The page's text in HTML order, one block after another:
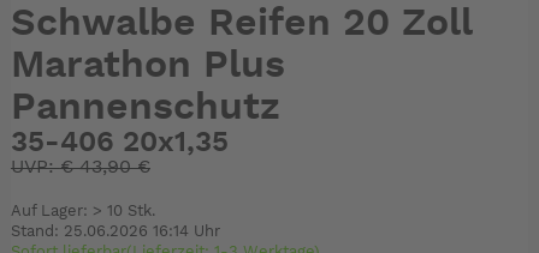
Schwalbe Reifen 20 Zoll
Marathon Plus
Pannenschutz
35-406 20x1,35
UVP:€43,90 €
Auf Lager: > 10 Stk.
Stand: 25.06.2026 16:14 Uhr